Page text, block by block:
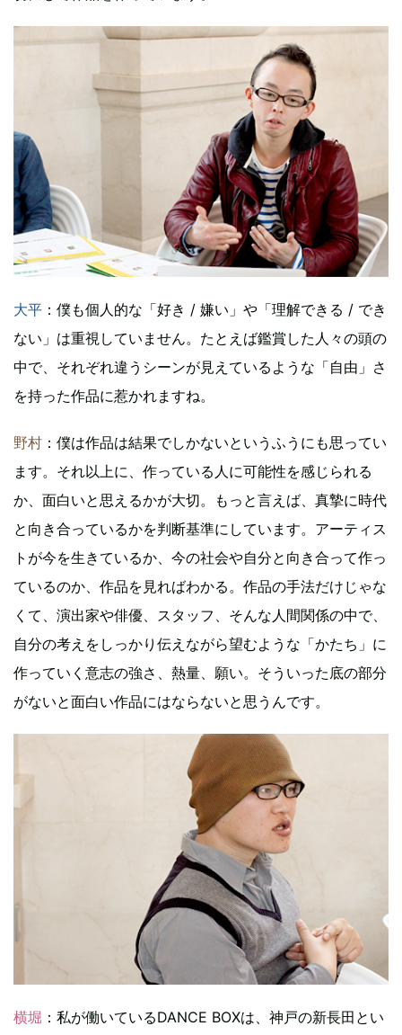
大平 ：僕も個人的な「好き / 嫌い」や「理解できる / でき
ない」は重視していません。たとえば鑑賞した人々の頭の
中で、それぞれ違うシーンが見えているような「自由」さ
を持った作品に惹かれますね。
野村 ：僕は作品は結果でしかないというふうにも思ってい
ます。それ以上に、作っている人に可能性を感じられる
か、面白いと思えるかが大切。もっと言えば、真摯に時代
と向き合っているかを判断基準にしています。アーティス
トが今を生きているか、今の社会や自分と向き合って作っ
ているのか、作品を見ればわかる。作品の手法だけじゃな
くて、演出家や俳優、スタッフ、そんな人間関係の中で、
自分の考えをしっかり伝えながら望むような「かたち」に
作っていく意志の強さ、熱量、願い。そういった底の部分
がないと面白い作品にはならないと思うんです。
横堀 ：私が働いているDANCE BOXは、神戸の新長田とい